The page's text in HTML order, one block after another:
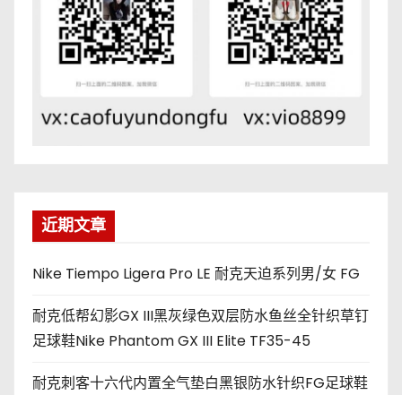
近期文章
Nike Tiempo Ligera Pro LE 耐克天迫系列男/女 FG
耐克低帮幻影GX III黑灰绿色双层防水鱼丝全针织草钉
足球鞋Nike Phantom GX III Elite TF35-45
耐克刺客十六代内置全气垫白黑银防水针织FG足球鞋